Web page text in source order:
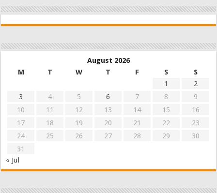
August 2026
M
T W T F S
S
1
2
3
4 5 6 7 8
9
10
11 12 13 14 15
16
17
18 19 20 21 22
23
24
25 26 27 28 29
30
31
« Jul